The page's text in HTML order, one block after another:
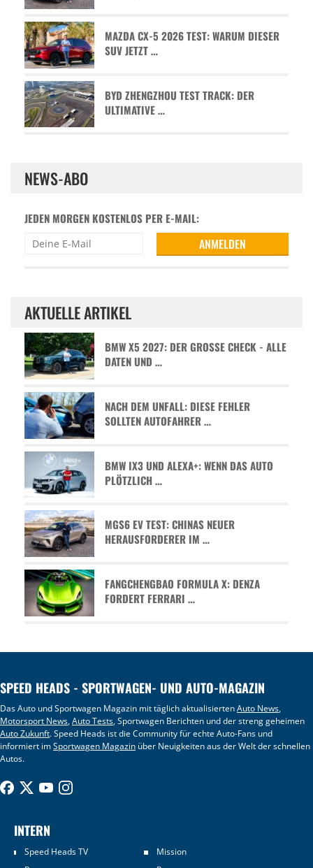
MAZDA CX-5 2026 TEST: WARUM DIESER
SUV JETZT …
BYD ZHENGZHOU TEST TRACK: DER
ULTIMATIVE …
NEWS-ABO
JEDEN MORGEN KOSTENLOS PER E-MAIL:
AKTUELLE ARTIKEL
BMW X5 2027: DER GROSSE CHECK - ALLE D
ATEN UND …
NACH DEM UNFALL: DIESE FEHLER
SOLLTEN AUTOFAHRER …
BMW IX3 UND ALEXA+: WENN DAS AUTO
PLÖTZLICH …
MGS6 EV TEST: CHINAS NEUER
HERAUSFORDERER IM …
FANGCHENGBAO FORMULA X: DENZA
FORDERT FERRARI …
SPEED HEADS - SPORTWAGEN- UND AUTO-MAGAZIN
Das Auto und Sportwagen Magazin mit täglich aktualisiertenAuto News,
Motorsport News,Auto Tests, Sportwagen Berichten und der streng geheimen
Auto Zukunft. Speed Heads ist die Community für echte Auto-Fans und
informiert imSportwagen Magazin über Neuigkeiten aus der Welt der schnellen
Autos.
INTERN
Speed Heads TV
Mission